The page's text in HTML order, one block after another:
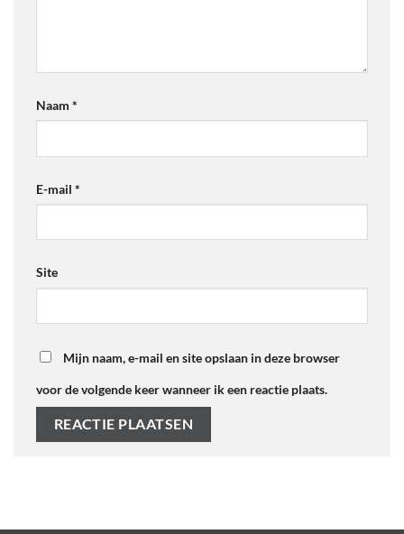
Naam *
E-mail *
Site
Mijn naam, e-mail en site opslaan in deze browser
voor de volgende keer wanneer ik een reactie plaats.